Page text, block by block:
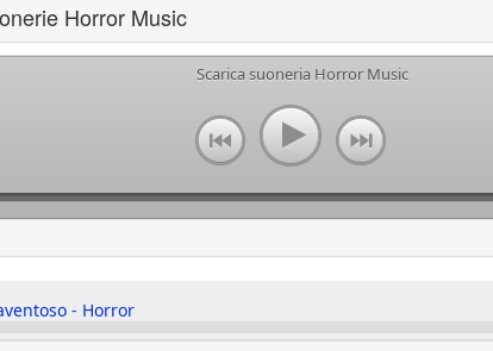
Horror Music
Scarica suoneria Horror Music
- Horror